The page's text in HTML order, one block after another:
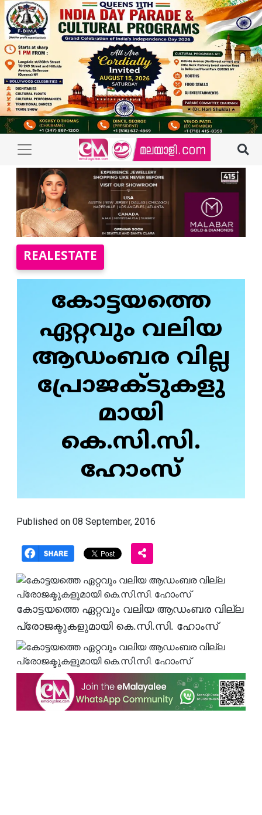
REALESTATE
കോട്ടയത്തെ
ഏറ്റവും വലിയ
ആഡംബര വില്ല
പ്രോജക്ടുകളു
മായി
കെ.സി.സി.
ഹോംസ്‌
Published on 08 September, 2016
കോട്ടയത്തെ ഏറ്റവും വലിയ ആഡംബര വില്ല
പ്രോജക്ടുകളുമായി കെ.സി.സി. ഹോംസ്‌